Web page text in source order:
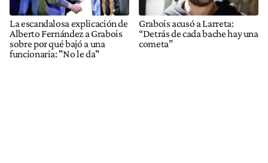
La escandalosa explicación de
Alberto Fernández a Grabois
sobre por qué bajó a una
funcionaria: "No le da"
Grabois acusó a Larreta:
“Detrás de cada bache hay una
cometa”